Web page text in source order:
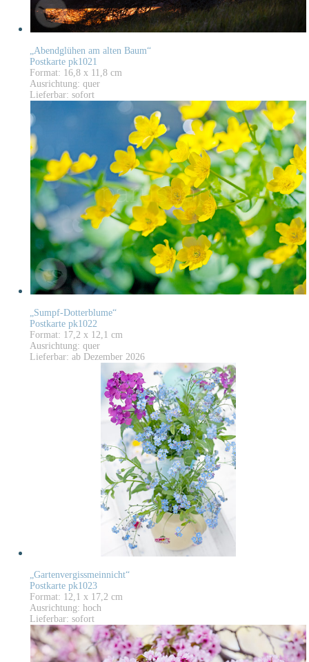
„Abendglühen am alten Baum“
Postkarte pk1021
Format: 16,8 x 11,8 cm
Ausrichtung: quer
Lieferbar: sofort
„Sumpf-Dotterblume“
Postkarte pk1022
Format: 17,2 x 12,1 cm
Ausrichtung: quer
Lieferbar: ab Dezember 2026
„Gartenvergissmeinnicht“
Postkarte pk1023
Format: 12,1 x 17,2 cm
Ausrichtung: hoch
Lieferbar: sofort